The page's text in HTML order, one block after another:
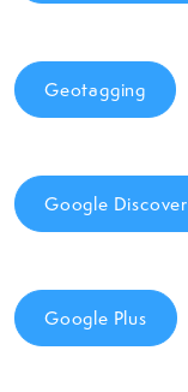
Geotagging
Google Discover
Google Plus